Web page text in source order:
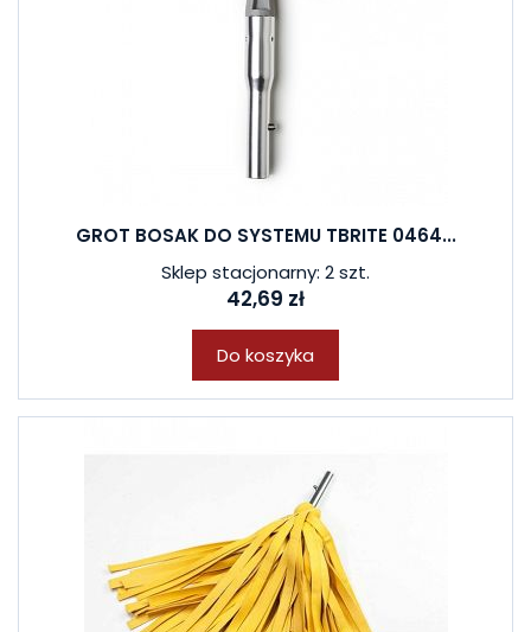
GROT BOSAK DO SYSTEMU TBRITE 0464...
Sklep stacjonarny: 2 szt.
42,69 zł
Do koszyka